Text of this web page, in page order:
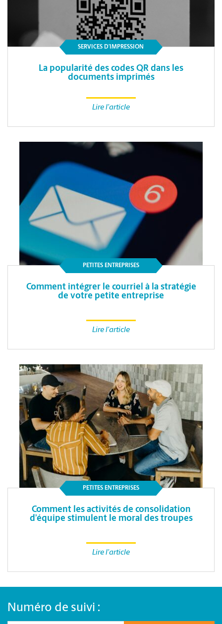
SERVICES D’IMPRESSION
La popularité des codes QR dans les
documents imprimés
Lire l'article
PETITES ENTREPRISES
Comment intégrer le courriel à la stratégie
de votre petite entreprise
Lire l'article
PETITES ENTREPRISES
Comment les activités de consolidation
d’équipe stimulent le moral des troupes
Lire l'article
Numéro de suivi :